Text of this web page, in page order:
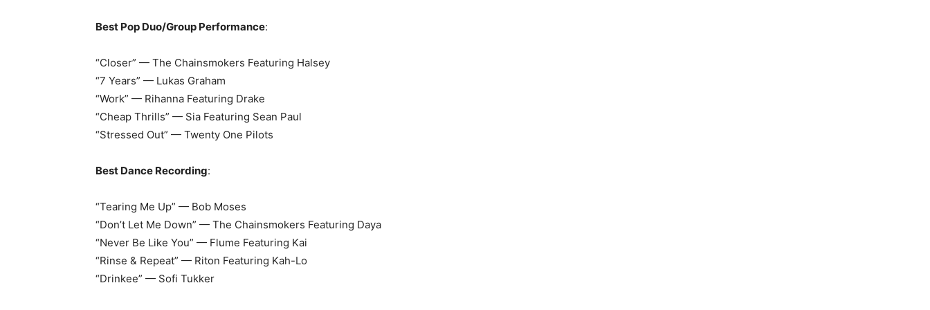
Best Pop Duo/Group Performance:
“Closer” — The Chainsmokers Featuring Halsey
“7 Years” — Lukas Graham
“Work” — Rihanna Featuring Drake
“Cheap Thrills” — Sia Featuring Sean Paul
“Stressed Out” — Twenty One Pilots
Best Dance Recording:
“Tearing Me Up” — Bob Moses
“Don’t Let Me Down” — The Chainsmokers Featuring Daya
“Never Be Like You” — Flume Featuring Kai
“Rinse & Repeat” — Riton Featuring Kah-Lo
“Drinkee” — Sofi Tukker